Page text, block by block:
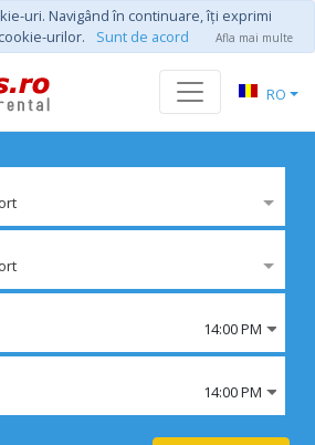
uri. Navigând în continuare, îţi exprimi
urilor.
Sunt de acord Afla mai multe
RO
14:00 PM
14:00 PM